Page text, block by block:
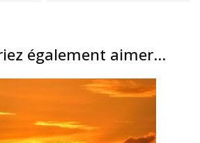
également aimer...